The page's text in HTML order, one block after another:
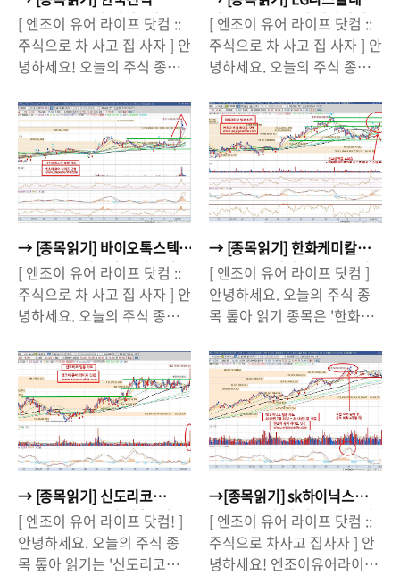
(015750), 주가 바닥? 반등
할까?
[ 엔조이 유어 라이프 닷컴 ::
주식으로 차 사고 집 사자 ] 안
녕하세요! 오늘의 주식 종목
(015750)'의 현재 주가 상황
과 향후 흐름이 어떻게 이어
질 것인지 살펴볼까합니다.
한전의 경우 2016년 말부터
지속적으로 주가가 흘러내리
기 시작했고, 잠시 횡보 흐름
을 보였지만 2017년 후반부
터 또 다시 흘러내리기 시작
하면서 2016년 고점 대비 반
토막 수준으로 주가가 내려
앉은 상황입니다. 배당을 많
전기를 독점적으로 공급하면
서 수익을 내고 있다는 측면
에서 매우 안정적인 종목으로
각광을 받기도 했는데요, 지
금은 주가가 크게 하락하면서
많은 투자자들의 원성을 사고
있기도 합니다. 그렇다면, (고
점대비) 반토막난 한전의 주
가. 이제 반등을 할 것인가? ..
이(034220), 주가 바닥다지
기 끝났나?
[ 엔조이 유어 라이프 닷컴 ::
주식으로 차 사고 집 사자 ] 안
녕하세요. 오늘의 주식 종목
(034220)'입니다. 작년,
2017년에는 LG이노텍과 LG
전자, 지주회사인 LG 등이 큰
폭의 주가 상승을 보여주었지
만 유독 LG디스플레이는 오
를 듯 말 듯한 흐름을 보여주
면서 많은 사람들의 애간장을
태웠습니다. 특히 스마트폰
시장에 불고 있는 OLED디스
플레이 바람과 함께 LG디스
플레이가 수혜를 입을 것이라
(Apple, Inc.)과의 관계가 변
수로 자리잡고 있기도합니다.
최근 며칠 동안 긍정적인 주
가 흐름을 보여주고 있는
LGD가 과연 앞으로 어떤 흐
름을 보여줄 것인지, 살펴보
도록 할게요. LG디스플레이
(023220)바닥 다지기, 기다
림의 끝은 어디일..
→ [종목읽기] 바이오톡스텍
(086040), 셀트리온 인수설
로 인한 급등락. 이제 어디
로?
[ 엔조이 유어 라이프 닷컴 ::
주식으로 차 사고 집 사자 ] 안
녕하세요. 오늘의 주식 종목
(086040)입니다. 작년(2017
년) 9월 이후, 헬스케어섹터
(제약/바이오)의 강세가 이어
지면서 셀트 3형제, 신라젠을
비롯한 여러 종목들의 주가가
급등했는데요, 최근에는 의료
기기, 개발 등 제약/바이오 관
련 산업을 영위하는 기업들의
주가도 주목을 받고 있습니
다. 그 중에서도 최근에 주가
급등락을 보여주었던 '바이오
→ [종목읽기] 한화케미칼
(009830), 다시 오르는 주가.
태양광 세이프가드가 복병?
[ 엔조이 유어 라이프 닷컴 ]
안녕하세요. 오늘의 주식 종
목 톺아 읽기 종목은 '한화케
케미칼의 경우 제가 지난
2017년 5월 6일에 언급한 적
이 있는데요, 그 당시 장기간
박스권에 갇혀 있기 때문에
강한 상승을 보여줄 가능성이
높다고 이야기 했습니다.(관
련 글 ☞ 한화케미칼. 기지캐
켜는 화학 업종, 주식 전망
은?) 공교롭게도 5월 중순부
터 주가가 본격 상승하기 시
작하면서 25000원이던 주가
→ [종목읽기] 신도리코
(029530), 박스권 탈출! 제
대로 평가 받을 시점왔나?
[ 엔조이 유어 라이프 닷컴! ]
안녕하세요. 오늘의 주식 종
목 톺아 읽기는 '신도리코
→[종목읽기] sk하이닉스
(000660) 추세 점검. 반등 시
점 왔나?
[ 엔조이 유어 라이프 닷컴 ::
주식으로 차사고 집사자 ] 안
녕하세요! 엔조이유어라이프